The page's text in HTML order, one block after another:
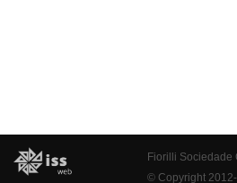
Fiorilli Sociedade
© Copyright